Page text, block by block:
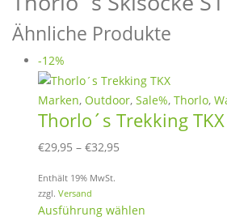
Ähnliche Produkte
-12%
Marken, Outdoor, Sale%, Thorlo,
Thorlo´s Trekking TKX
€29,95 – €32,95
€32,95
Enthält 19% MwSt.
zzgl. Versand
Ausführung wählen